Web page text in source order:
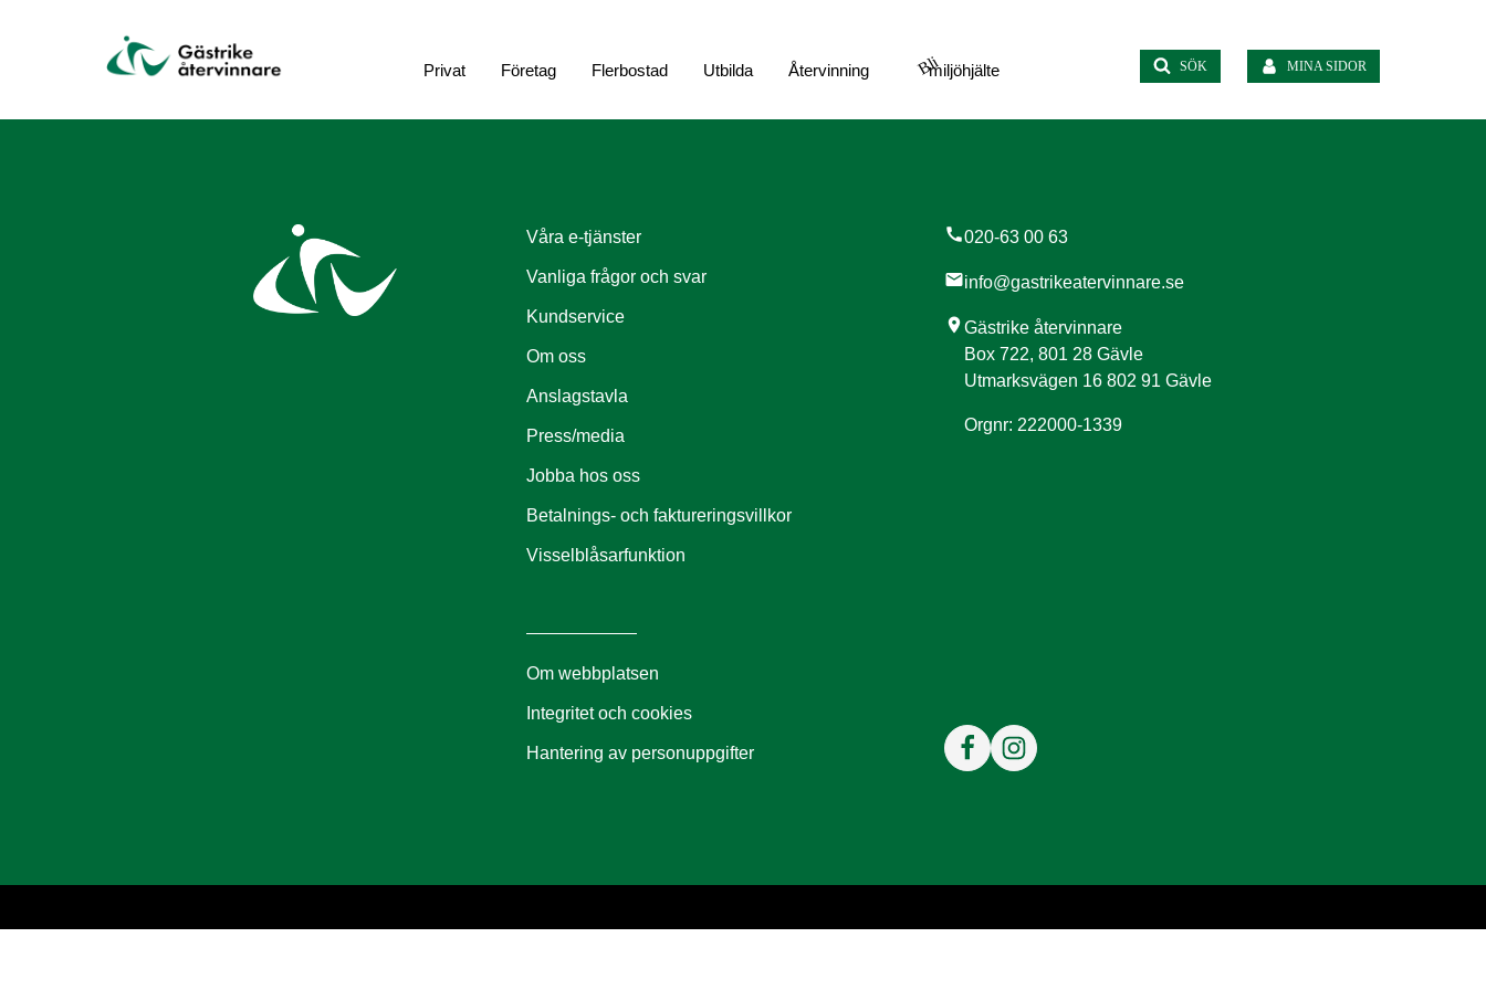
Privat Företag Flerbostad Utbilda Återvinning Blimiljöhjälte SÖK MINA SIDOR
Våra e-tjänster
Vanliga frågor och svar
Kundservice
Om oss
Anslagstavla
Press/media
Jobba hos oss
Betalnings- och faktureringsvillkor
Visselblåsarfunktion
Om webbplatsen
Integritet och cookies
Hantering av personuppgifter
call020-63 00 63
mailinfo@gastrikeatervinnare.se
location_onGästrike återvinnare
Box 722, 801 28 Gävle
Utmarksvägen 16 802 91 Gävle
Orgnr: 222000-1339